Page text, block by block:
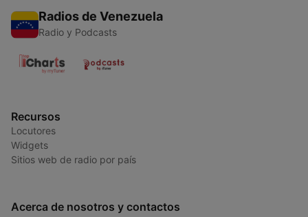
Radios de Venezuela
Radio y Podcasts
Recursos
Locutores
Widgets
Sitios web de radio por país
Acerca de nosotros y contactos